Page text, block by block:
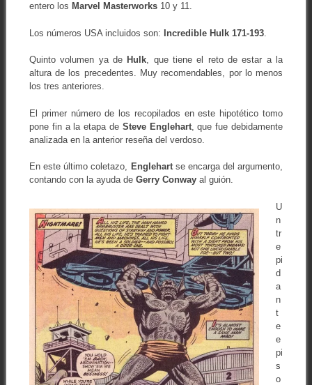
entero los Marvel Masterworks10 y 11.
Los números USA incluidos son: Incredible Hulk 171-193.
Quinto volumen ya de Hulk, que tiene el reto de estar a la
altura de los precedentes. Muy recomendables, por lo menos
los tres anteriores.
El primer número de los recopilados en este hipotético tomo
pone fin a la etapa de Steve Englehart, que fue debidamente
analizada en la anterior reseña del verdoso.
En este último coletazo, Englehartse encarga del argumento,
contando con la ayuda de Gerry Conwayal guión.
U
n
tr
e
pi
d
a
n
t
e
e
pi
s
o